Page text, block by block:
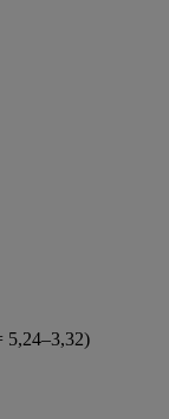
5,24–3,32)